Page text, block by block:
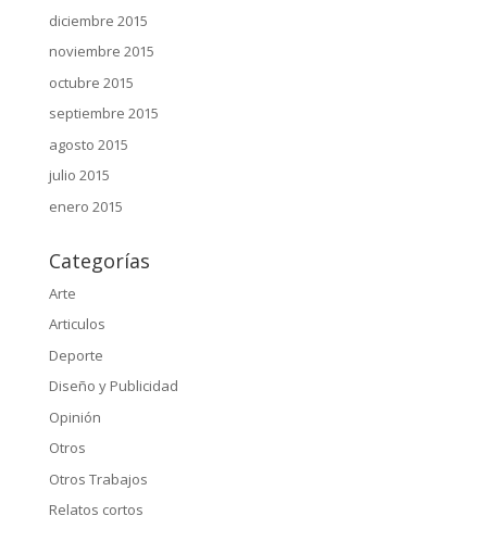
diciembre 2015
noviembre 2015
octubre 2015
septiembre 2015
agosto 2015
julio 2015
enero 2015
Categorías
Arte
Articulos
Deporte
Diseño y Publicidad
Opinión
Otros
Otros Trabajos
Relatos cortos